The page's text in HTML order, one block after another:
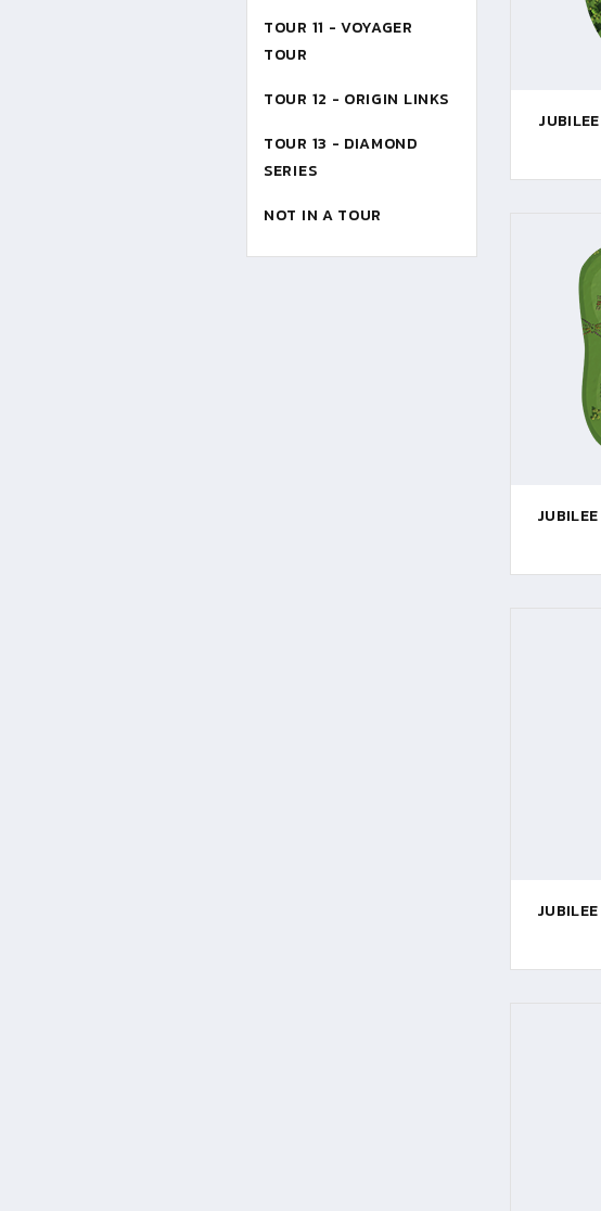
TOUR 11 - VOYAGER
TOUR
TOUR 12 - ORIGIN LINKS
TOUR 13 - DIAMOND
SERIES
NOT IN A TOUR